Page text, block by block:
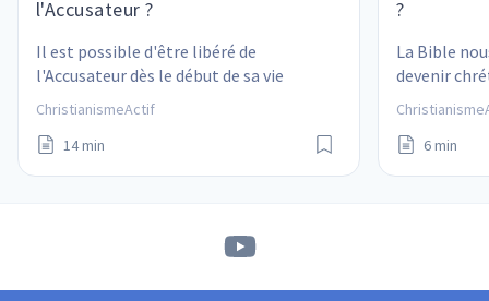
l'Accusateur ?
Il est possible d'être libéré de
l'Accusateur dès le début de sa vie
chrétienne !
ChristianismeActif
14 min
?
La Bible
devenir
à notre
6 min